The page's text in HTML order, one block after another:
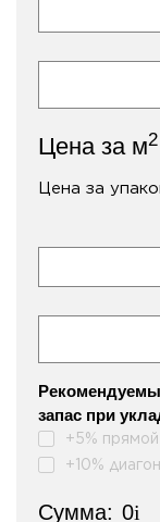
Цена за м2
Цена за
запас при
+5% прямой
+10%
Сумма: 0i